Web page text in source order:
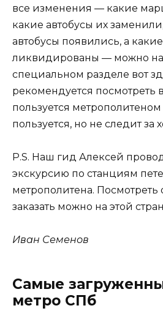
все изменения — какие
какие автобусы их
автобусы появились, а
ликвидированы — можно на
специальном разделе вот
рекомендуется посмотреть
пользуется
пользуется, но не следит
P.S. Наш гид Алексей
экскурсию по станциям
метрополитена. Посмотреть
заказать можно на этой
Иван Семенов
Самые
метро СПб